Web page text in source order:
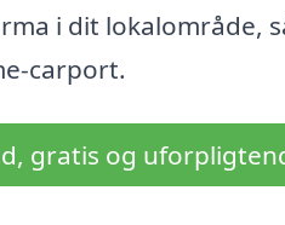
i dit lokalområde,
carport.
gratis og